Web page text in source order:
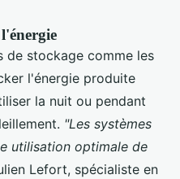
de stockage comme les
l'énergie produite
la nuit ou pendant
"Les systèmes
utilisation optimale de
Lefort, spécialiste en